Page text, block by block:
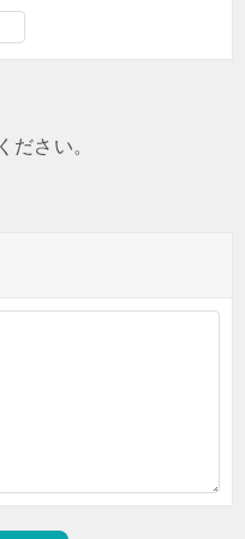
ださい。